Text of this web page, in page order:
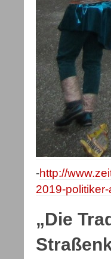
-http://
2019-
„Die